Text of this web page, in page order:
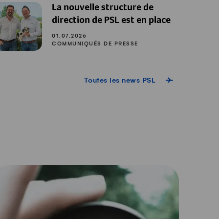
La nouvelle structure de
direction de PSL est en place
01.07.2026
COMMUNIQUÉS DE PRESSE
Toutes les news PSL